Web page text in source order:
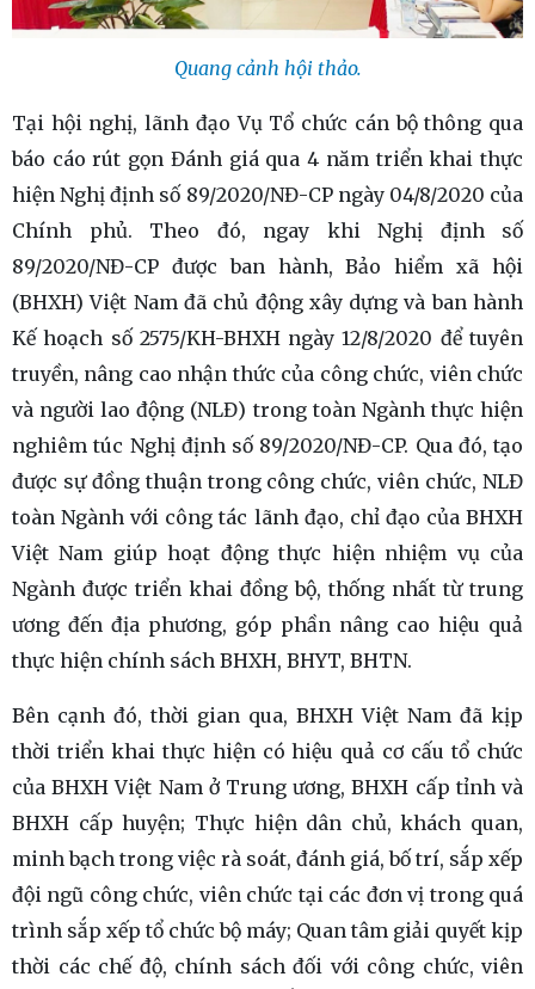
Quang cảnh hội thảo.
Tại hội nghị, lãnh đạo Vụ Tổ chức cán bộ thông qua
báo cáo rút gọn Đánh giá qua 4 năm triển khai thực
hiện Nghị định số 89/2020/NĐ-CP ngày 04/8/2020 của
Chính phủ. Theo đó, ngay khi Nghị định số
89/2020/NĐ-CP được ban hành, Bảo hiểm xã hội
(BHXH) Việt Nam đã chủ động xây dựng và ban hành
Kế hoạch số 2575/KH-BHXH ngày 12/8/2020 để tuyên
truyền, nâng cao nhận thức của công chức, viên chức
và người lao động (NLĐ) trong toàn Ngành thực hiện
nghiêm túc Nghị định số 89/2020/NĐ-CP. Qua đó, tạo
được sự đồng thuận trong công chức, viên chức, NLĐ
toàn Ngành với công tác lãnh đạo, chỉ đạo của BHXH
Việt Nam giúp hoạt động thực hiện nhiệm vụ của
Ngành được triển khai đồng bộ, thống nhất từ trung
ương đến địa phương, góp phần nâng cao hiệu quả
thực hiện chính sách BHXH, BHYT, BHTN.
Bên cạnh đó, thời gian qua, BHXH Việt Nam đã kịp
thời triển khai thực hiện có hiệu quả cơ cấu tổ chức
của BHXH Việt Nam ở Trung ương, BHXH cấp tỉnh và
BHXH cấp huyện; Thực hiện dân chủ, khách quan,
minh bạch trong việc rà soát, đánh giá, bố trí, sắp xếp
đội ngũ công chức, viên chức tại các đơn vị trong quá
trình sắp xếp tổ chức bộ máy; Quan tâm giải quyết kịp
thời các chế độ, chính sách đối với công chức, viên